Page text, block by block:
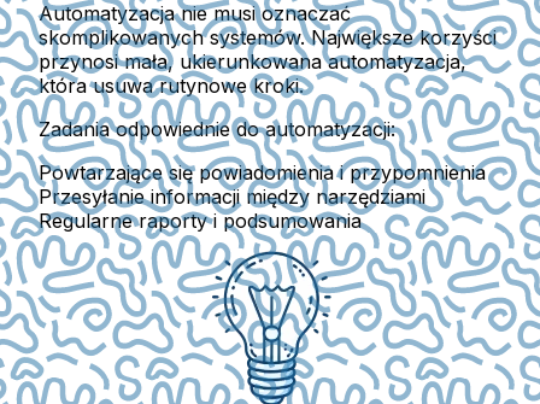
Automatyzacja nie musi oznaczać
skomplikowanych systemów. Największe korzyści
przynosimała, ukierunkowana automatyzacja,
która usuwa rutynowe kroki.
Zadania odpowiednie do automatyzacji:
Powtarzające się powiadomienia i przypomnienia
Przesyłanie informacji między narzędziami
Regularne raporty i podsumowania